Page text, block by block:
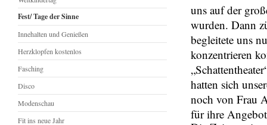
Fest/ Tage der Sinne
Innehalten und Genießen
Herzklopfen kostenlos
Fasching
Disco
Modenschau
Fit ins neue Jahr
uns auf der
wurden. Dann
begleitete uns
konzentrieren
hatten sich
noch von Frau
für ihre